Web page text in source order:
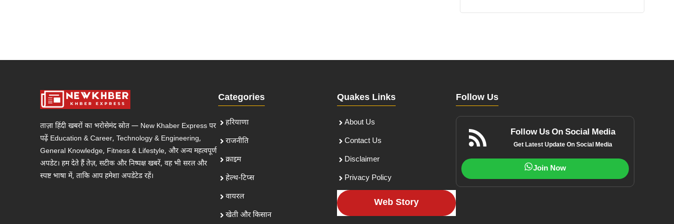
ताज़ा हिंदी खबरों का भरोसेमंद स्रोत — New Khaber Express पर
पढ़ें Education & Career, Technology & Engineering,
General Knowledge, Fitness & Lifestyle, और अन्य महत्वपूर्ण
अपडेट। हम देते हैं तेज़, सटीक और निष्पक्ष खबरें, वह भी सरल और
स्पष्ट भाषा में, ताकि आप हमेशा अपडेटेड रहें।
Categories
हरियाणा
राजनीति
क्राइम
हेल्थ-टिप्स
वायरल
खेती और किसान
Quakes Links
About Us
Contact Us
Disclaimer
Privacy Policy
Web Story
Follow Us
Follow Us On Social Media
Get Latest Update On Social Media
Join Now